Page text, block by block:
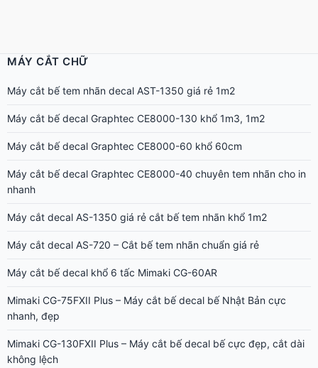
MÁY CẮT CHỮ
Máy cắt bế tem nhãn decal AST-1350 giá rẻ 1m2
Máy cắt bế decal Graphtec CE8000-130 khổ 1m3, 1m2
Máy cắt bế decal Graphtec CE8000-60 khổ 60cm
Máy cắt bế decal Graphtec CE8000-40 chuyên tem nhãn cho in
nhanh
Máy cắt decal AS-1350 giá rẻ cắt bế tem nhãn khổ 1m2
Máy cắt decal AS-720 – Cắt bế tem nhãn chuẩn giá rẻ
Máy cắt bế decal khổ 6 tấc Mimaki CG-60AR
Mimaki CG-75FXII Plus – Máy cắt bế decal bế Nhật Bản cực
nhanh, đẹp
Mimaki CG-130FXII Plus – Máy cắt bế decal bế cực đẹp, cắt dài
không lệch